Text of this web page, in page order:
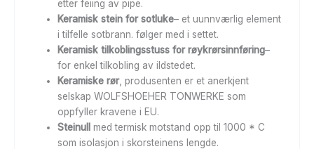
etter feiing av pipe.
Keramisk stein for sotluke– et uunnværlig element
i tilfelle sotbrann. følger med i settet.
Keramisk tilkoblingsstuss for røykrørsinnføring–
for enkel tilkobling av ildstedet.
Keramiske rør, produsenten er et anerkjent
selskap WOLFSHOEHER TONWERKE som
oppfyller kravene i EU.
Steinullmed termisk motstand opp til 1000 * C
som isolasjon i skorsteinens lengde.